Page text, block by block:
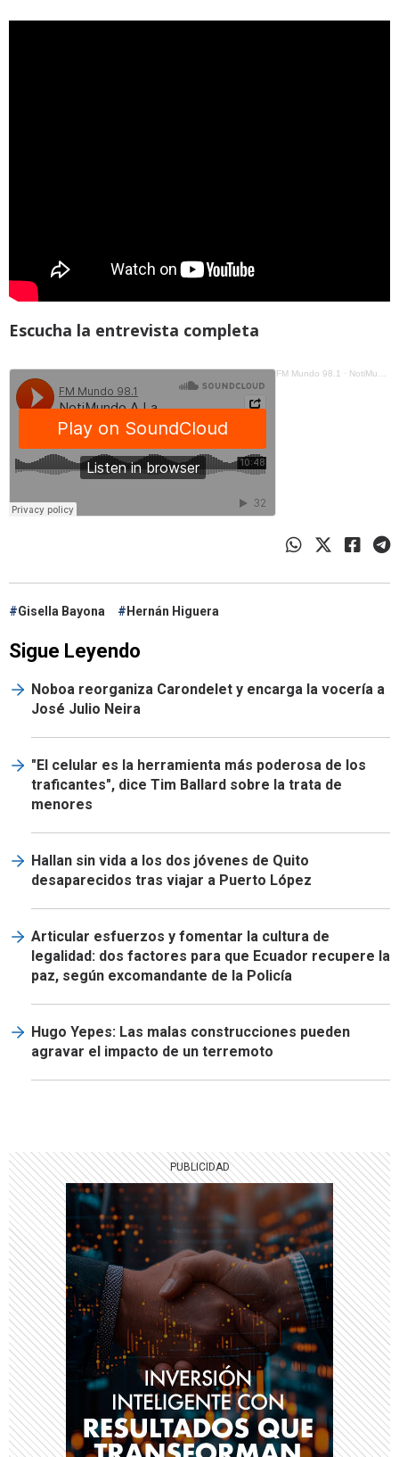
Escucha la entrevista completa
FM Mundo 98.1 · NotiMundo A La Carta - Daniel Sánchez, Operativos contra productos irregulares en el país
Gisella Bayona Hernán Higuera
Sigue Leyendo
Noboa reorganiza Carondelet y encarga la vocería a
José Julio Neira
"El celular es la herramienta más poderosa de los
traficantes", dice Tim Ballard sobre la trata de
menores
Hallan sin vida a los dos jóvenes de Quito
desaparecidos tras viajar a Puerto López
Articular esfuerzos y fomentar la cultura de
legalidad: dos factores para que Ecuador recupere la
paz, según excomandante de la Policía
Hugo Yepes: Las malas construcciones pueden
agravar el impacto de un terremoto